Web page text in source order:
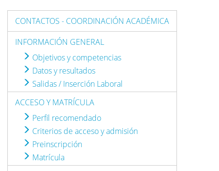
CONTACTOS - COORDINACIÓN ACADÉMICA
INFORMACIÓN GENERAL
Objetivos y competencias
Datos y resultados
Salidas / Inserción Laboral
ACCESO Y MATRÍCULA
Perfil recomendado
Criterios de acceso y admisión
Preinscripción
Matrícula